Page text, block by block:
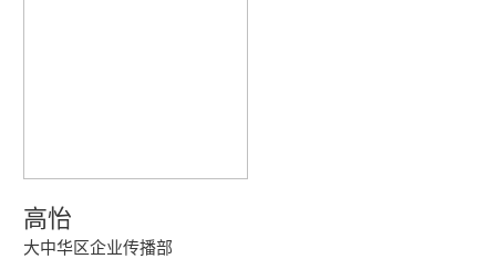
高怡
大中华区企业传播部